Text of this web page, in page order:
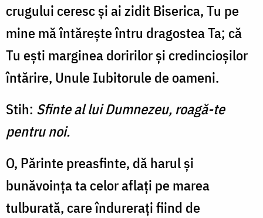
crugului ceresc și ai zidit Bise­rica, Tu pe
mine mă întărește întru dragostea Ta; că
Tu ești marginea doririlor și credincio­șilor
întărire, Unule Iubitorule de oameni.
Stih: Sfinte al lui Dumnezeu, roagă-te
pentru noi.
O, Părinte preasfinte, dă harul și
bunăvoința ta celor aflați pe marea
tulburată, care îndurerați fiind de